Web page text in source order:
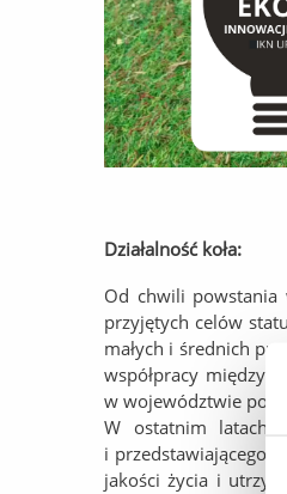
Działalność koła:
Od chwili powstania
przyjętych celów
małych i średnich
współpracy
w województwie
W ostatnim latach
i przedstawiającego
jakości życia i